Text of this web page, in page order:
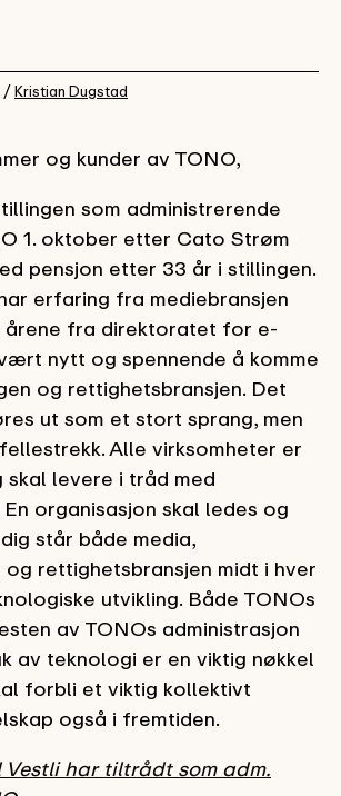
/Kristian Dugstad
og kunder av TONO,
som administrerende
1. oktober etter Cato Strøm
pensjon etter 33 år i stillingen.
erfaring fra mediebransjen
årene fra direktoratet for e-
nytt og spennende å komme
og rettighetsbransjen. Det
ut som et stort sprang, men
Alle virksomheter er
levere i tråd med
organisasjon skal ledes og
står både media,
og rettighetsbransjen midt i hver
utvikling. Både TONOs
av TONOs administrasjon
av teknologi er en viktig nøkkel
forbli et viktig kollektivt
også i fremtiden.
Vestli har tiltrådt som adm.